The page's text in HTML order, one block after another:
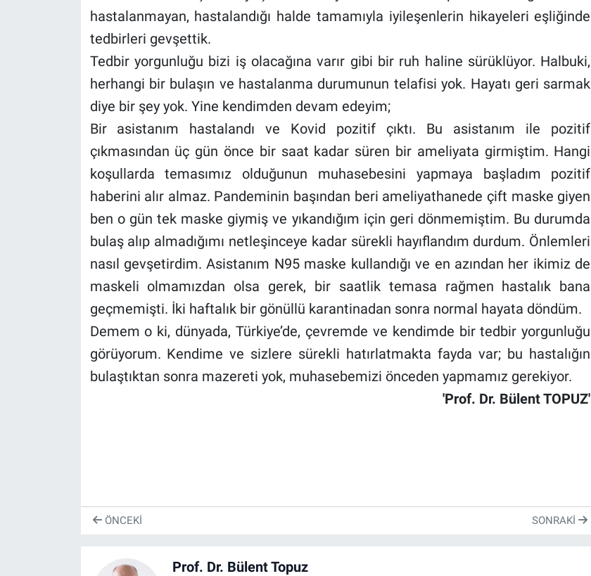
hastalanmayan, hastalandığı halde tamamıyla iyileşenlerin hikayeleri eşliğinde
tedbirleri gevşettik.
Tedbir yorgunluğu bizi iş olacağına varır gibi bir ruh haline sürüklüyor. Halbuki,
herhangi bir bulaşın ve hastalanma durumunun telafisi yok. Hayatı geri sarmak
diye bir şey yok. Yine kendimden devam edeyim;
Bir asistanım hastalandı ve Kovid pozitif çıktı. Bu asistanım ile pozitif
çıkmasından üç gün önce bir saat kadar süren bir ameliyata girmiştim. Hangi
koşullarda temasımız olduğunun muhasebesini yapmaya başladım pozitif
haberini alır almaz. Pandeminin başından beri ameliyathanede çift maske giyen
ben o gün tek maske giymiş ve yıkandığım için geri dönmemiştim. Bu durumda
bulaş alıp almadığımı netleşinceye kadar sürekli hayıflandım durdum. Önlemleri
nasıl gevşetirdim. Asistanım N95 maske kullandığı ve en azından her ikimiz de
maskeli olmamızdan olsa gerek, bir saatlik temasa rağmen hastalık bana
geçmemişti. İki haftalık bir gönüllü karantinadan sonra normal hayata döndüm.
Demem o ki, dünyada, Türkiye’de, çevremde ve kendimde bir tedbir yorgunluğu
görüyorum. Kendime ve sizlere sürekli hatırlatmakta fayda var; bu hastalığın
bulaştıktan sonra mazereti yok, muhasebemizi önceden yapmamız gerekiyor.
'Prof. Dr. Bülent TOPUZ'
ÖNCEKI SONRAKI
Prof. Dr. Bülent Topuz